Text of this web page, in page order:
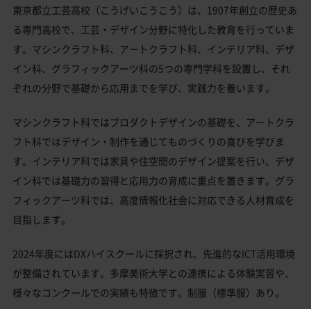
東京都立工芸高校（こうげいこうこう）は、1907年創立の歴史あ
る専門高校で、工芸・デザイン分野に特化した教育を行っていま
す。マシンクラフト科、アートクラフト科、インテリア科、デザ
イン科、グラフィックアーツ科の5つの専門学科を設置し、それ
ぞれの分野で基礎から応用までを学び、実践力を養います。
マシンクラフト科ではプロダクトデザインの基礎を、アートクラ
フト科ではデザイン・制作を通じてものづくりの喜びを学びま
す。インテリア科では家具や住空間のデザイン提案を行い、デザ
イン科では基礎力の習得と応用力の育成に重点を置きます。グラ
フィックアーツ科では、高度情報化社会に対応できる人材育成を
目指します。
2024年度にはDXハイスクールに採択され、先進的なICT活用環境
が整備されています。多摩美術大学との連携による体験実習や、
様々なコンクールでの実績も特徴です。制服（標準服）あり。